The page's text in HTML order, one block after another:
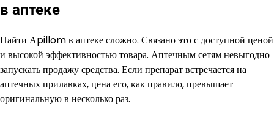
в аптеке
Найти Аpillom в аптеке сложно. Связано это с доступной ценой
и высокой эффективностью товара. Аптечным сетям невыгодно
запускать продажу средства. Если препарат встречается на
аптечных прилавках, цена его, как правило, превышает
оригинальную в несколько раз.